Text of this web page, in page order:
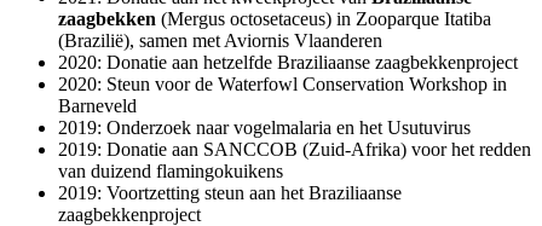
zaagbekken (Mergus octosetaceus) in Zooparque Itatiba
(Brazilië), samen met Aviornis Vlaanderen
2020: Donatie aan hetzelfde Braziliaanse zaagbekkenproject
2020: Steun voor de Waterfowl Conservation Workshop in
Barneveld
2019: Onderzoek naar vogelmalaria en het Usutuvirus
2019: Donatie aan SANCCOB (Zuid-Afrika) voor het redden
van duizend flamingokuikens
2019: Voortzetting steun aan het Braziliaanse
zaagbekkenproject